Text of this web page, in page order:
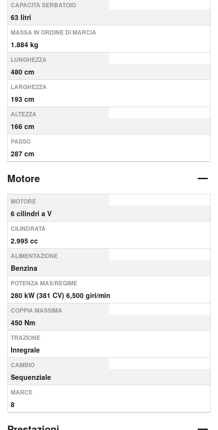
CAPACITÀ SERBATOIO
63 litri
MASSA IN ORDINE DI MARCIA
1.884 kg
LUNGHEZZA
480 cm
LARGHEZZA
193 cm
ALTEZZA
166 cm
PASSO
287 cm
Motore
MOTORE
6 cilindri a V
CILINDRATA
2.995 cc
ALIMENTAZIONE
Benzina
POTENZA MAX/REGIME
280 kW (381 CV) 6,500 giri/min
COPPIA MASSIMA
450 Nm
TRAZIONE
Integrale
CAMBIO
Sequenziale
MARCE
8